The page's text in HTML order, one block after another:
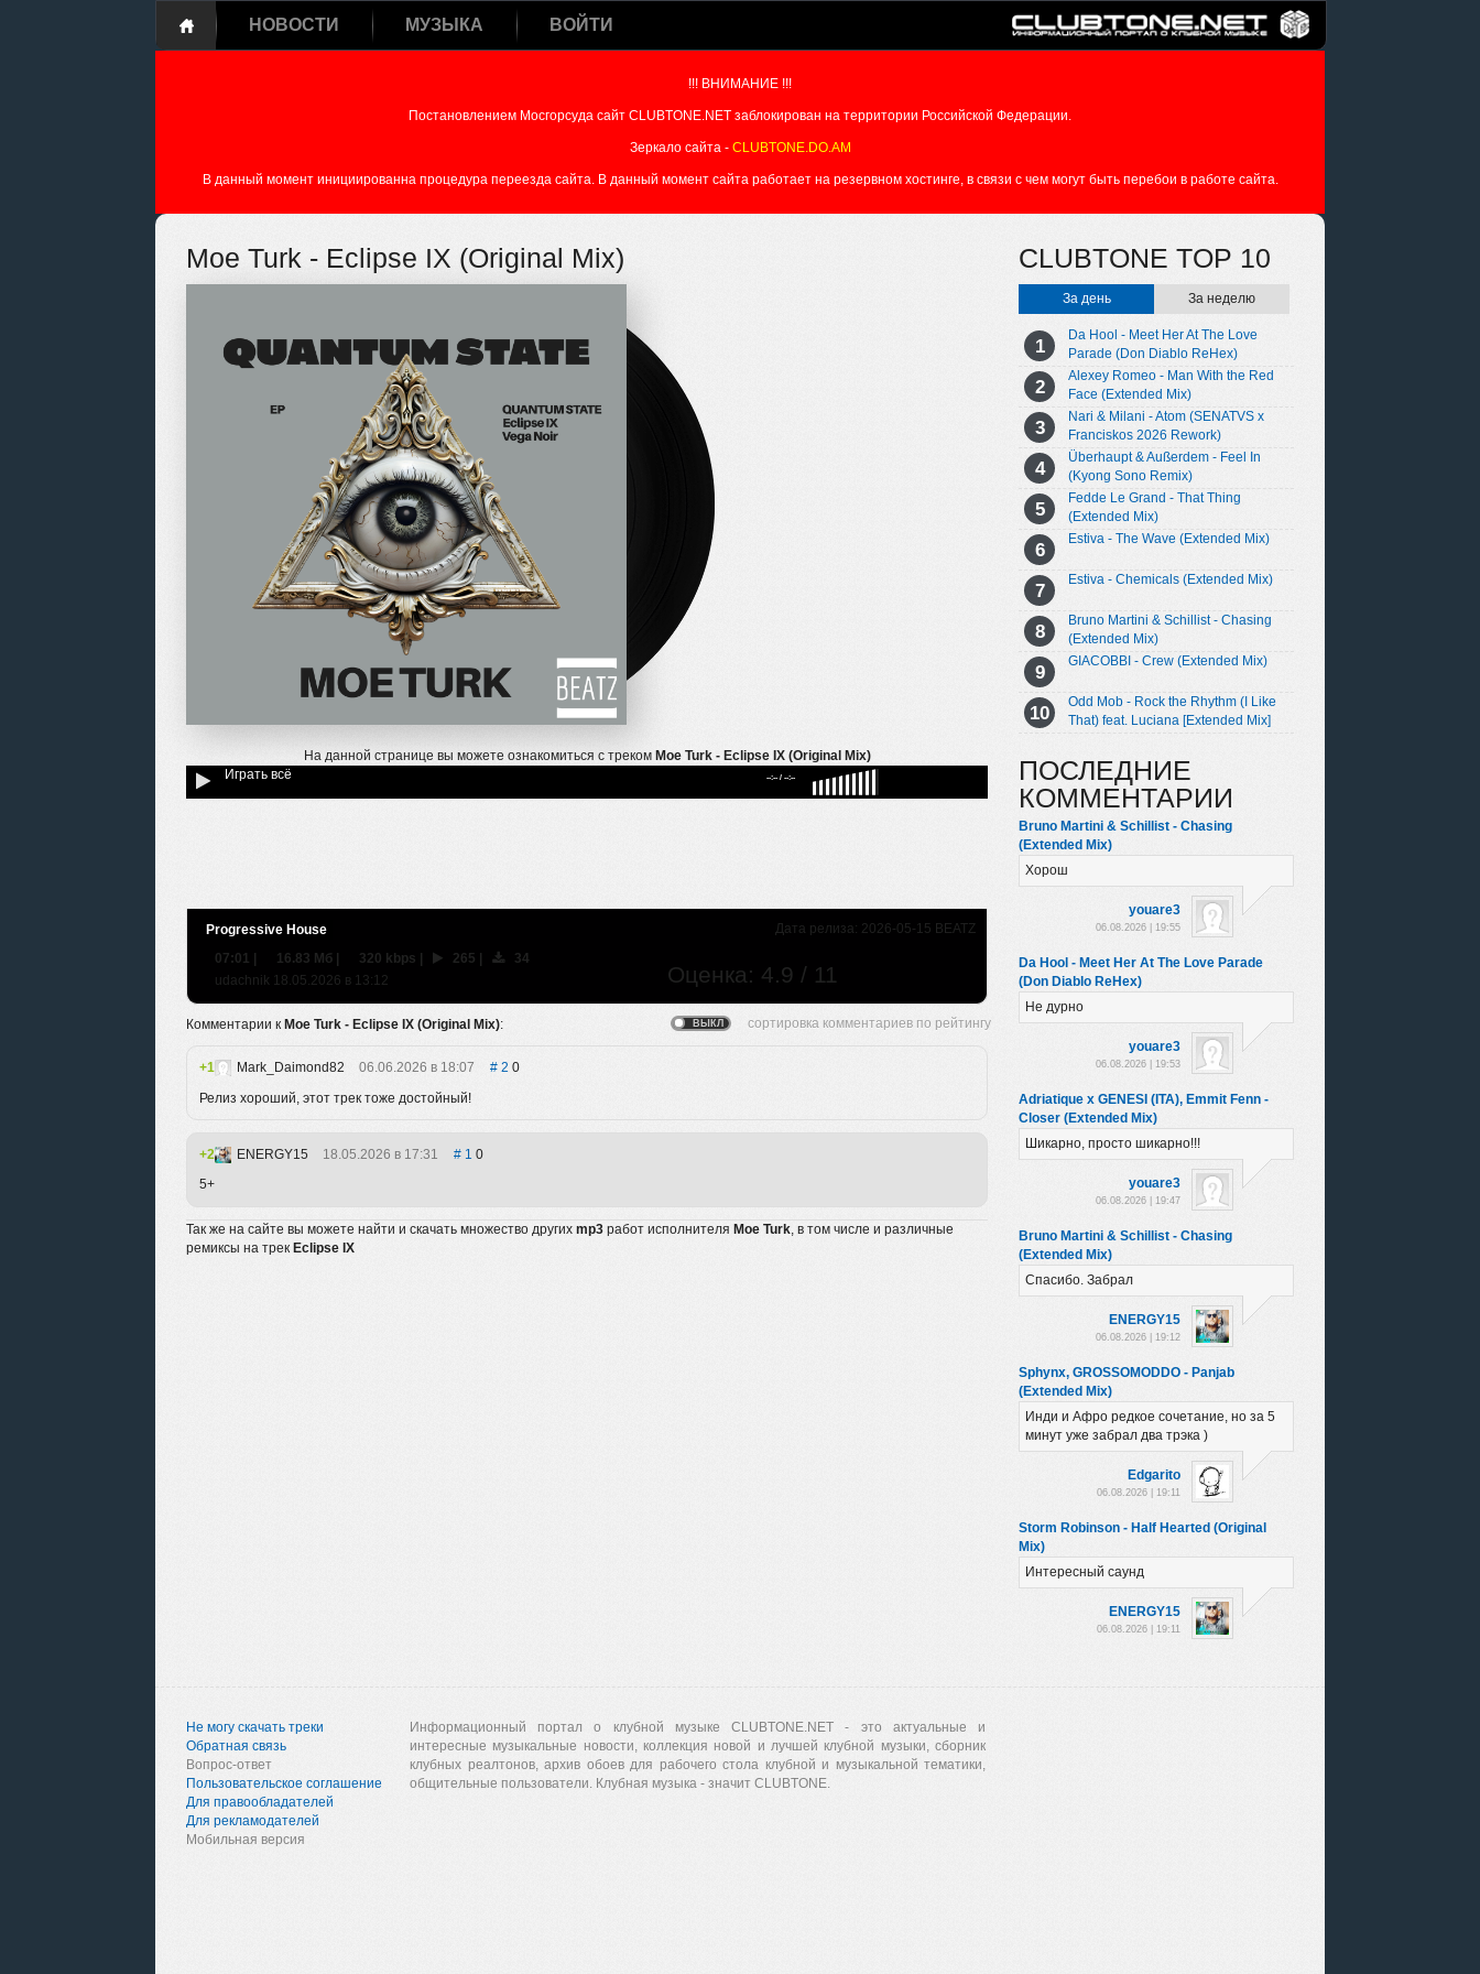
НОВОСТИ МУЗЫКА ВОЙТИ
!!! ВНИМАНИЕ !!!
Постановлением Мосгорсуда сайт CLUBTONE.NET заблокирован на территории Российской Федерации.
Зеркало сайта - CLUBTONE.DO.AM
В данный момент инициированна процедура переезда сайта. В данный момент сайта работает на резервном хостинге, в связи с чем могут быть перебои в работе сайта.
Moe Turk - Eclipse IX (Original Mix)
На данной странице вы можете ознакомиться с треком Moe Turk - Eclipse IX (Original Mix)
Играть всё
--:-- / --:--
Дата релиза: 2026-05-15 BEATZ
Progressive House
Оценка: 4.9 / 11
07:01 | 16.83 Мб | 320 kbps | 265 |
34
udachnik 18.05.2026 в 13:12
Комментарии к Moe Turk - Eclipse IX (Original Mix):
1 Mark_Daimond82 06.06.2026 в 18:07 2 0
Релиз хороший, этот трек тоже достойный!
2 ENERGY15 18.05.2026 в 17:31 1 0
5+
Так же на сайте вы можете найти и скачать множество других mp3 работ исполнителя Moe Turk , в том числе и различные
ремиксы на трек Eclipse IX
CLUBTONE TOP 10
За день За неделю
Da Hool - Meet Her At The Love
Parade (Don Diablo ReHex)
Alexey Romeo - Man With the Red
Face (Extended Mix)
Nari & Milani - Atom (SENATVS x
Franciskos 2026 Rework)
Überhaupt & Außerdem - Feel In
(Kyong Sono Remix)
Fedde Le Grand - That Thing
(Extended Mix)
Estiva - The Wave (Extended Mix)
Estiva - Chemicals (Extended Mix)
Bruno Martini & Schillist - Chasing
(Extended Mix)
GIACOBBI - Crew (Extended Mix)
Odd Mob - Rock the Rhythm (I Like
That) feat. Luciana [Extended Mix]
ПОСЛЕДНИЕ
КОММЕНТАРИИ
Bruno Martini & Schillist - Chasing
(Extended Mix)
Хорош
youare3
06.08.2026 | 19:55
Da Hool - Meet Her At The Love Parade
(Don Diablo ReHex)
Не дурно
youare3
06.08.2026 | 19:53
Adriatique x GENESI (ITA), Emmit Fenn -
Closer (Extended Mix)
Шикарно, просто шикарно!!!
youare3
06.08.2026 | 19:47
Bruno Martini & Schillist - Chasing
(Extended Mix)
Спасибо. Забрал
ENERGY15
06.08.2026 | 19:12
Sphynx, GROSSOMODDO - Panjab
(Extended Mix)
Инди и Афро редкое сочетание, но за 5
минут уже забрал два трэка )
Edgarito
06.08.2026 | 19:11
Storm Robinson - Half Hearted (Original
Mix)
Интересный саунд
ENERGY15
06.08.2026 | 19:11
Не могу скачать треки
Обратная связь
Вопрос-ответ
Пользовательское соглашение
Для правообладателей
Для рекламодателей
Мобильная версия
Информационный портал о клубной музыке CLUBTONE.NET - это актуальные и
интересные музыкальные новости, коллекция новой и лучшей клубной музыки, сборник
клубных реалтонов, архив обоев для рабочего стола клубной и музыкальной тематики,
общительные пользователи. Клубная музыка - значит CLUBTONE.